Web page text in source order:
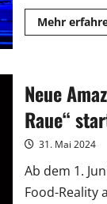
Mehr
Neue
Raue“
31. Mai 2024
Ab dem 1.
Food-Reality